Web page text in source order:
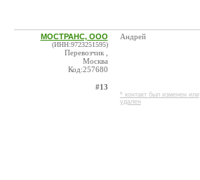
МОСТРАНС, ООО
(ИНН:9723251595)
Перевозчик ,
Москва
Код:257680
#13
Андрей
* контакт был изменен или
удален